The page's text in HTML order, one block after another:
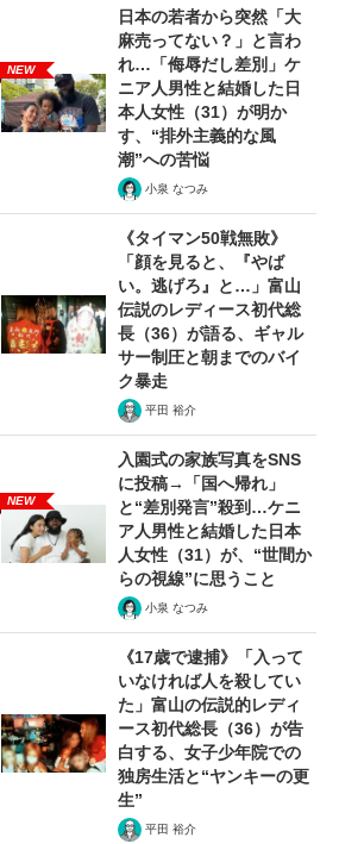
NEW
日本の若者から突然「大
麻売ってない？」と言わ
れ…「侮辱だし差別」ケ
ニア人男性と結婚した日
本人女性（31）が明か
す、“排外主義的な風
潮”への苦悩
小泉 なつみ
《タイマン50戦無敗》
「顔を見ると、『やば
い。逃げろ』と…」富山
伝説のレディース初代総
長（36）が語る、ギャル
サー制圧と朝までのバイ
ク暴走
平田 裕介
NEW
入園式の家族写真をSNS
に投稿→「国へ帰れ」
と“差別発言”殺到…ケニ
ア人男性と結婚した日本
人女性（31）が、“世間か
らの視線”に思うこと
小泉 なつみ
《17歳で逮捕》「入って
いなければ人を殺してい
た」富山の伝説的レディ
ース初代総長（36）が告
白する、女子少年院での
独房生活と“ヤンキーの更
生”
平田 裕介